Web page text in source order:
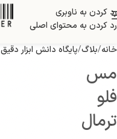
رد کردن به ناوبری
رد کردن به محتوای اصلی
بلاگ
خانه بلاگ پایگاه دانش ابزار دقیق
مس
فلو
ترمال